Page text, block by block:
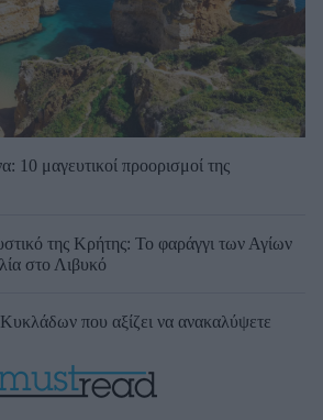
10 μαγευτικοί προορισμοί της
της Κρήτης: Το φαράγγι των Αγίων
στο Λιβυκό
που αξίζει να ανακαλύψετε